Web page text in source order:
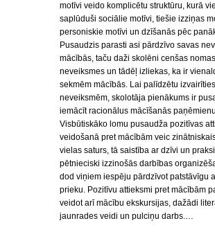
motīvi veido komplicētu struktūru, kurā
saplūduši sociālie motīvi, tiešie izziņas
personiskie motīvi un dzīšanās pēc
Pusaudzis parasti asi pārdzīvo savas
mācībās, taču daži skolēni cenšas
neveiksmes un tādēļ izliekas, ka ir
sekmēm mācībās. Lai palīdzētu
neveiksmēm, skolotāja pienākums ir
iemācīt racionālus mācīšanās
Visbūtiskāko lomu pusaudža pozitīvas
veidošanā pret mācībām veic
vielas saturs, tā saistība ar dzīvi un
pētnieciski izzinošās darbības
dod viņiem iespēju pārdzīvot patstāvīgu
prieku. Pozitīvu attieksmi pret mācībām
veidot arī mācību ekskursijas, dažādi
jaunrades veidi un pulciņu darbs.…